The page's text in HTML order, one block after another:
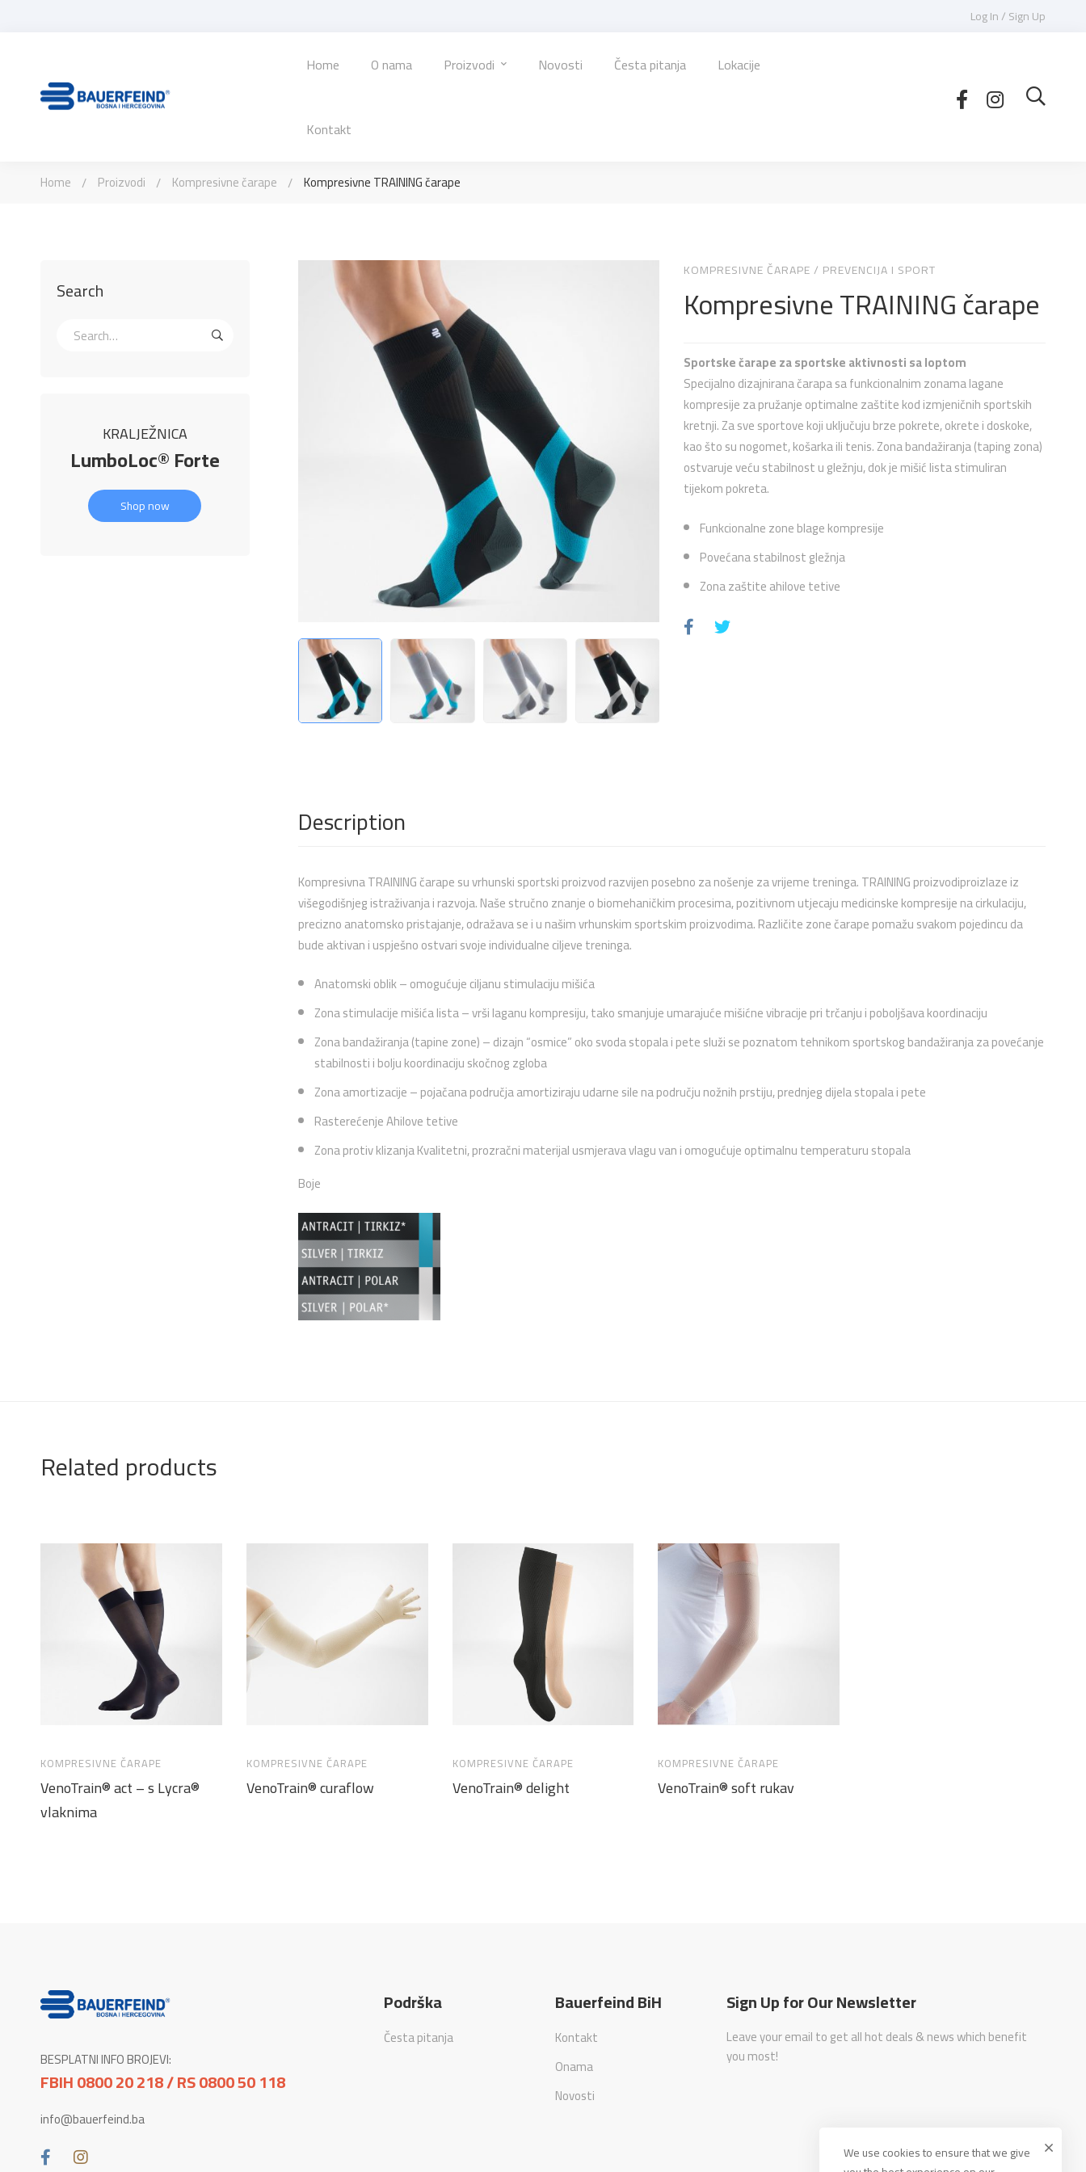
Log In / Sign Up
Home O nama Proizvodi Novosti Česta pitanja Lokacije
Kontakt
Home Proizvodi Kompresivne čarape Kompresivne TRAINING čarape
Search
KRALJEŽNICA
LumboLoc® Forte
Shop now
KOMPRESIVNE ČARAPE/ PREVENCIJA I SPORT
Kompresivne TRAINING čarape
Sportske čarape za sportske aktivnosti sa loptom
Specijalno dizajnirana čarapa sa funkcionalnim zonama lagane
kompresije za pružanje optimalne zaštite kod izmjeničnih sportskih
kretnji. Za sve sportove koji uključuju brze pokrete, okrete i doskoke,
kao što su nogomet, košarka ili tenis. Zona bandažiranja (taping zona)
ostvaruje veću stabilnost u gležnju, dok je mišić lista stimuliran
tijekom pokreta.
Funkcionalne zone blage kompresije
Povećana stabilnost gležnja
Zona zaštite ahilove tetive
Description
Kompresivna TRAINING čarape su vrhunski sportski proizvod razvijen posebno za nošenje za vrijeme treninga. TRAINING proizvodiproizlaze iz
višegodišnjeg istraživanja i razvoja. Naše stručno znanje o biomehaničkim procesima, pozitivnom utjecaju medicinske kompresije na cirkulaciju,
precizno anatomsko pristajanje, odražava se i u našim vrhunskim sportskim proizvodima. Različite zone čarape pomažu svakom pojedincu da
bude aktivan i uspješno ostvari svoje individualne ciljeve treninga.
Anatomski oblik – omogućuje ciljanu stimulaciju mišića
Zona stimulacije mišića lista – vrši laganu kompresiju, tako smanjuje umarajuće mišićne vibracije pri trčanju i poboljšava koordinaciju
Zona bandažiranja (tapine zone) – dizajn “osmice” oko svoda stopala i pete služi se poznatom tehnikom sportskog bandažiranja za povećanje
stabilnosti i bolju koordinaciju skočnog zgloba
Zona amortizacije – pojačana područja amortiziraju udarne sile na području nožnih prstiju, prednjeg dijela stopala i pete
Rasterećenje Ahilove tetive
Zona protiv klizanja Kvalitetni, prozračni materijal usmjerava vlagu van i omogućuje optimalnu temperaturu stopala
Boje
Related products
KOMPRESIVNE ČARAPE
VenoTrain® act – s Lycra®
vlaknima
KOMPRESIVNE ČARAPE
VenoTrain® curaflow
KOMPRESIVNE ČARAPE
VenoTrain® delight
KOMPRESIVNE ČARAPE
VenoTrain® soft rukav
BESPLATNI INFO BROJEVI:
FBIH 0800 20 218 / RS 0800 50 118
info@bauerfeind.ba
Podrška
Česta pitanja
Bauerfeind BiH
Kontakt
Onama
Novosti
Sign Up for Our Newsletter
Leave your email to get all hot deals & news which benefit
you most!
We use cookies to ensure that we give